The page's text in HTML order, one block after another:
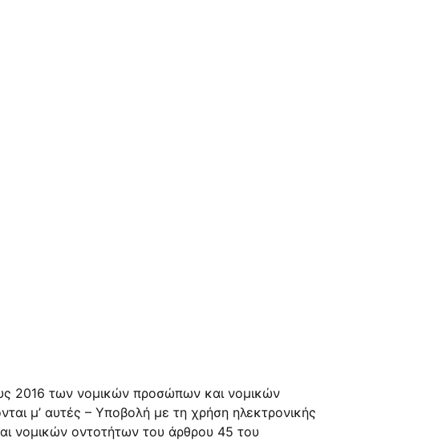
2016 των νομικών προσώπων και νομικών
μ’ αυτές – Υποβολή με τη χρήση ηλεκτρονικής
νομικών οντοτήτων του άρθρου 45 του